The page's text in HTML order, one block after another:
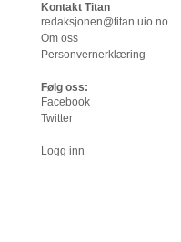
Kontakt Titan
redaksjonen@titan.uio.no
Om oss
Personvernerklæring
Følg oss:
Facebook
Twitter
Logg inn